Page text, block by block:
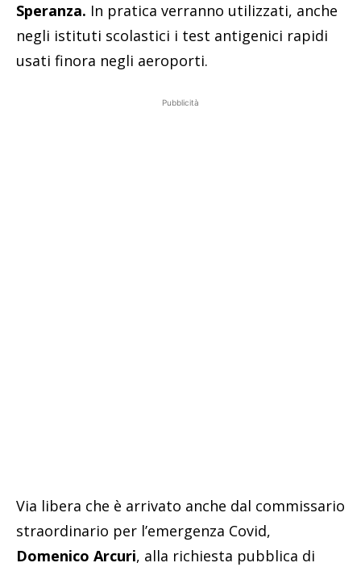
Speranza. In pratica verranno utilizzati, anche
negli istituti scolastici i test antigenici rapidi
usati finora negli aeroporti.
Pubblicità
Via libera che è arrivato anche dal commissario
straordinario per l’emergenza Covid,
Domenico Arcuri, alla richiesta pubblica di